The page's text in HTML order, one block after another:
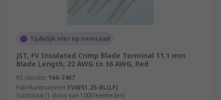
Tijdelijk niet op voorraad
JST, FV Insulated Crimp Blade Terminal 11.1 mm
Blade Length, 22 AWG to 16 AWG, Red
RS-stocknr. 166-7467
Fabrikantnummer FVWS1.25-BL(LF)
Subtotaal (1 doos van 1000 eenheden)